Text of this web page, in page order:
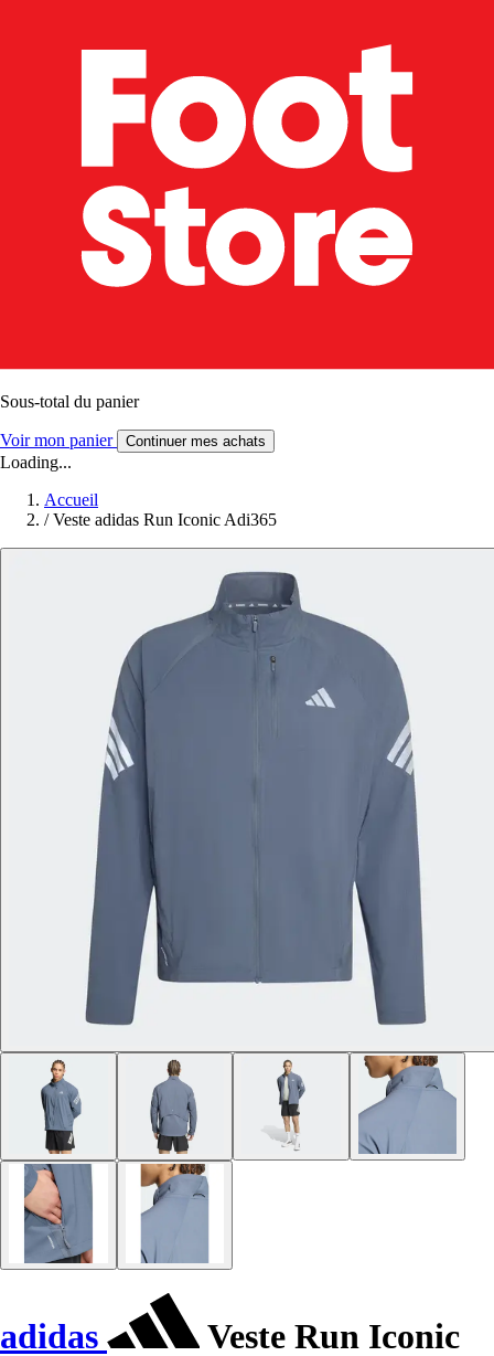
Sous-total du panier
Voir mon panier Continuer mes achats
Loading...
Accueil
/ Veste adidas Run Iconic Adi365
adidas Veste Run Iconic